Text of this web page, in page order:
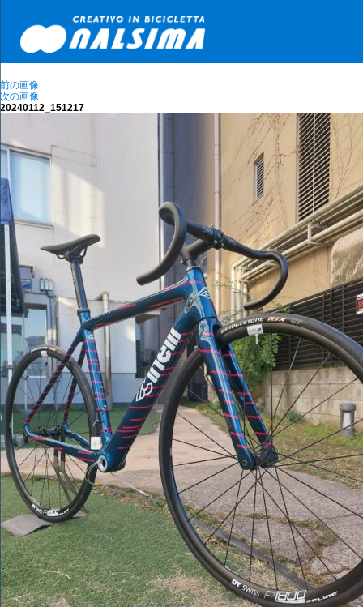
前の画像
次の画像
20240112_151217